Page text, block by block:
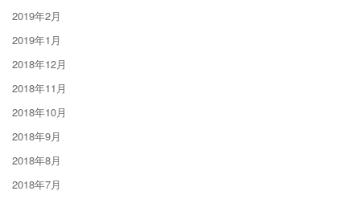
2019年2月
2019年1月
2018年12月
2018年11月
2018年10月
2018年9月
2018年8月
2018年7月